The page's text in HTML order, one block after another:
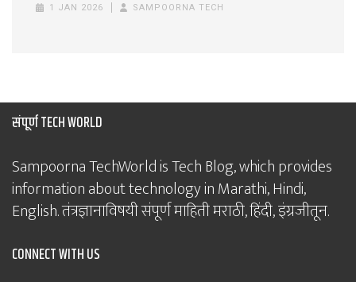
1 JAN 2026 SAMPOORNA TECH
संपूर्ण TECH WORLD
Sampoorna TechWorld is Tech Blog, which provides
information about technology in Marathi, Hindi,
English. तंत्रज्ञानाविषयी संपूर्ण माहिती मराठी, हिंदी, इंग्रजीतून.
CONNECT WITH US